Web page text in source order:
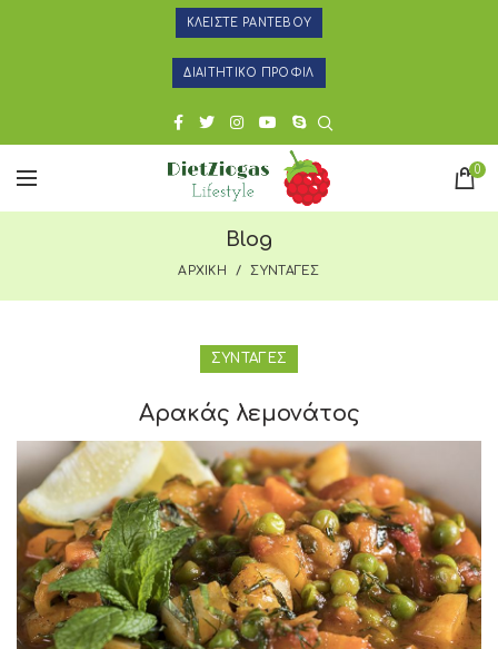
ΚΛΕΙΣΤΕ ΡΑΝΤΕΒΟΥ
ΔΙΑΙΤΗΤΙΚΟ ΠΡΟΦΙΛ
0
Blog
ΑΡΧΙΚΗ ΣΥΝΤΑΓΕΣ
ΣΥΝΤΑΓΕΣ
Αρακάς λεμονάτος